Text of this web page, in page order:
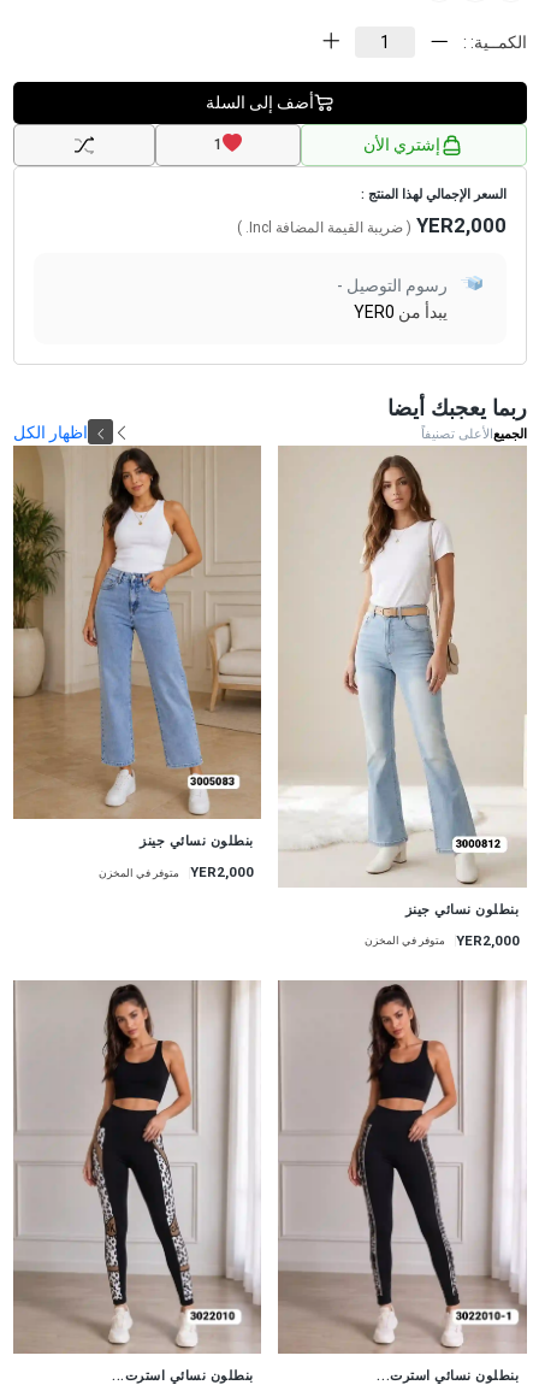
الكمــية: :
أضف إلى السلة
إشتري الأن 1
السعر الإجمالي لهذا المنتج :
YER2,000 ( ضريبة القيمة المضافة Incl.
)
رسوم التوصيل -
يبدأ من YER0
ربما يعجبك أيضا
الجميعالأعلى تصنيفاً اظهار الكل
بنطلون نسائي جينز
YER2,000 متوفر في المخزن
بنطلون نسائي جينز
YER2,000 متوفر في المخزن
بنطلون نسائي استرت... بنطلون نسائي استرت...